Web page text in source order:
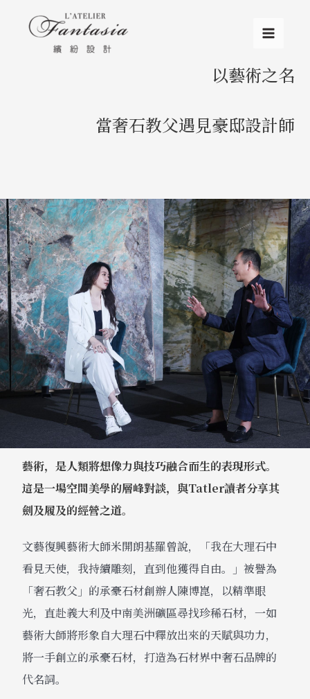
以藝術之名
當奢石教父遇見豪邸設計師
藝術，是人類將想像力與技巧融合而生的表現形式。
這是一場空間美學的層峰對談，與Tatler讀者分享其
劍及履及的經營之道。
文藝復興藝術大師米開朗基羅曾說，「我在大理石中
看見天使，我持續雕刻，直到他獲得自由。」被譽為
「奢石教父」的承豪石材創辦人陳博崑，以精準眼
光，直赴義大利及中南美洲礦區尋找珍稀石材，一如
藝術大師將形象自大理石中釋放出來的天賦與功力，
將一手創立的承豪石材，打造為石材界中奢石品牌的
代名詞。